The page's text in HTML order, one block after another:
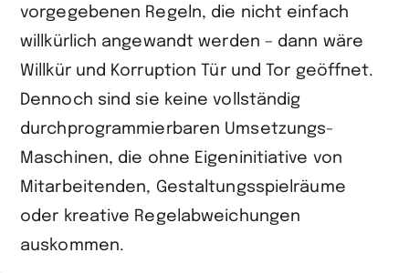
vorgegebenen Regeln, die nicht einfach
willkürlich angewandt werden – dann wäre
Willkür und Korruption Tür und Tor geöffnet.
Dennoch sind sie keine vollständig
durchprogrammierbaren Umsetzungs-
Maschinen, die ohne Eigeninitiative von
Mitarbeitenden, Gestaltungsspielräume
oder kreative Regelabweichungen
auskommen.